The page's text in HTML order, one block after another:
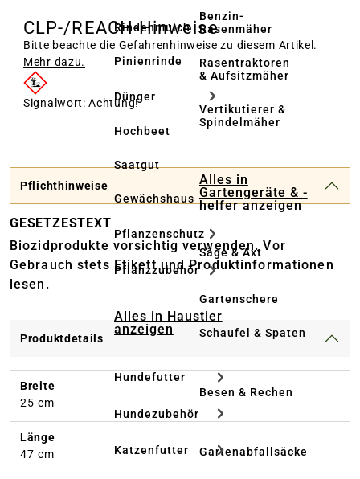
Rindenmulch
Pinienrinde
Dünger
Hochbeet
Saatgut
Gewächshaus
Pflanzenschutz
Pflanzzubehör
Alles in Haustier
anzeigen
Hundefutter
Hundezubehör
Katzenfutter
Benzin-
Rasenmäher
Rasentraktoren
& Aufsitzmäher
Vertikutierer &
Spindelmäher
Alles in
Gartengeräte & -
helfer anzeigen
Säge & Axt
Gartenschere
Schaufel & Spaten
Besen & Rechen
Gartenabfallsäcke
CLP-/REACH-Hinweise
Bitte beachte die Gefahrenhinweise zu diesem Artikel.
Mehr dazu.
Signalwort: Achtung!
Pflichthinweise
GESETZESTEXT
Biozidprodukte vorsichtig verwenden. Vor
Gebrauch stets Etikett und Produktinformationen
lesen.
Produktdetails
Breite
25 cm
Länge
47 cm